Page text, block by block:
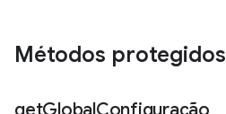
Métodos protegidos